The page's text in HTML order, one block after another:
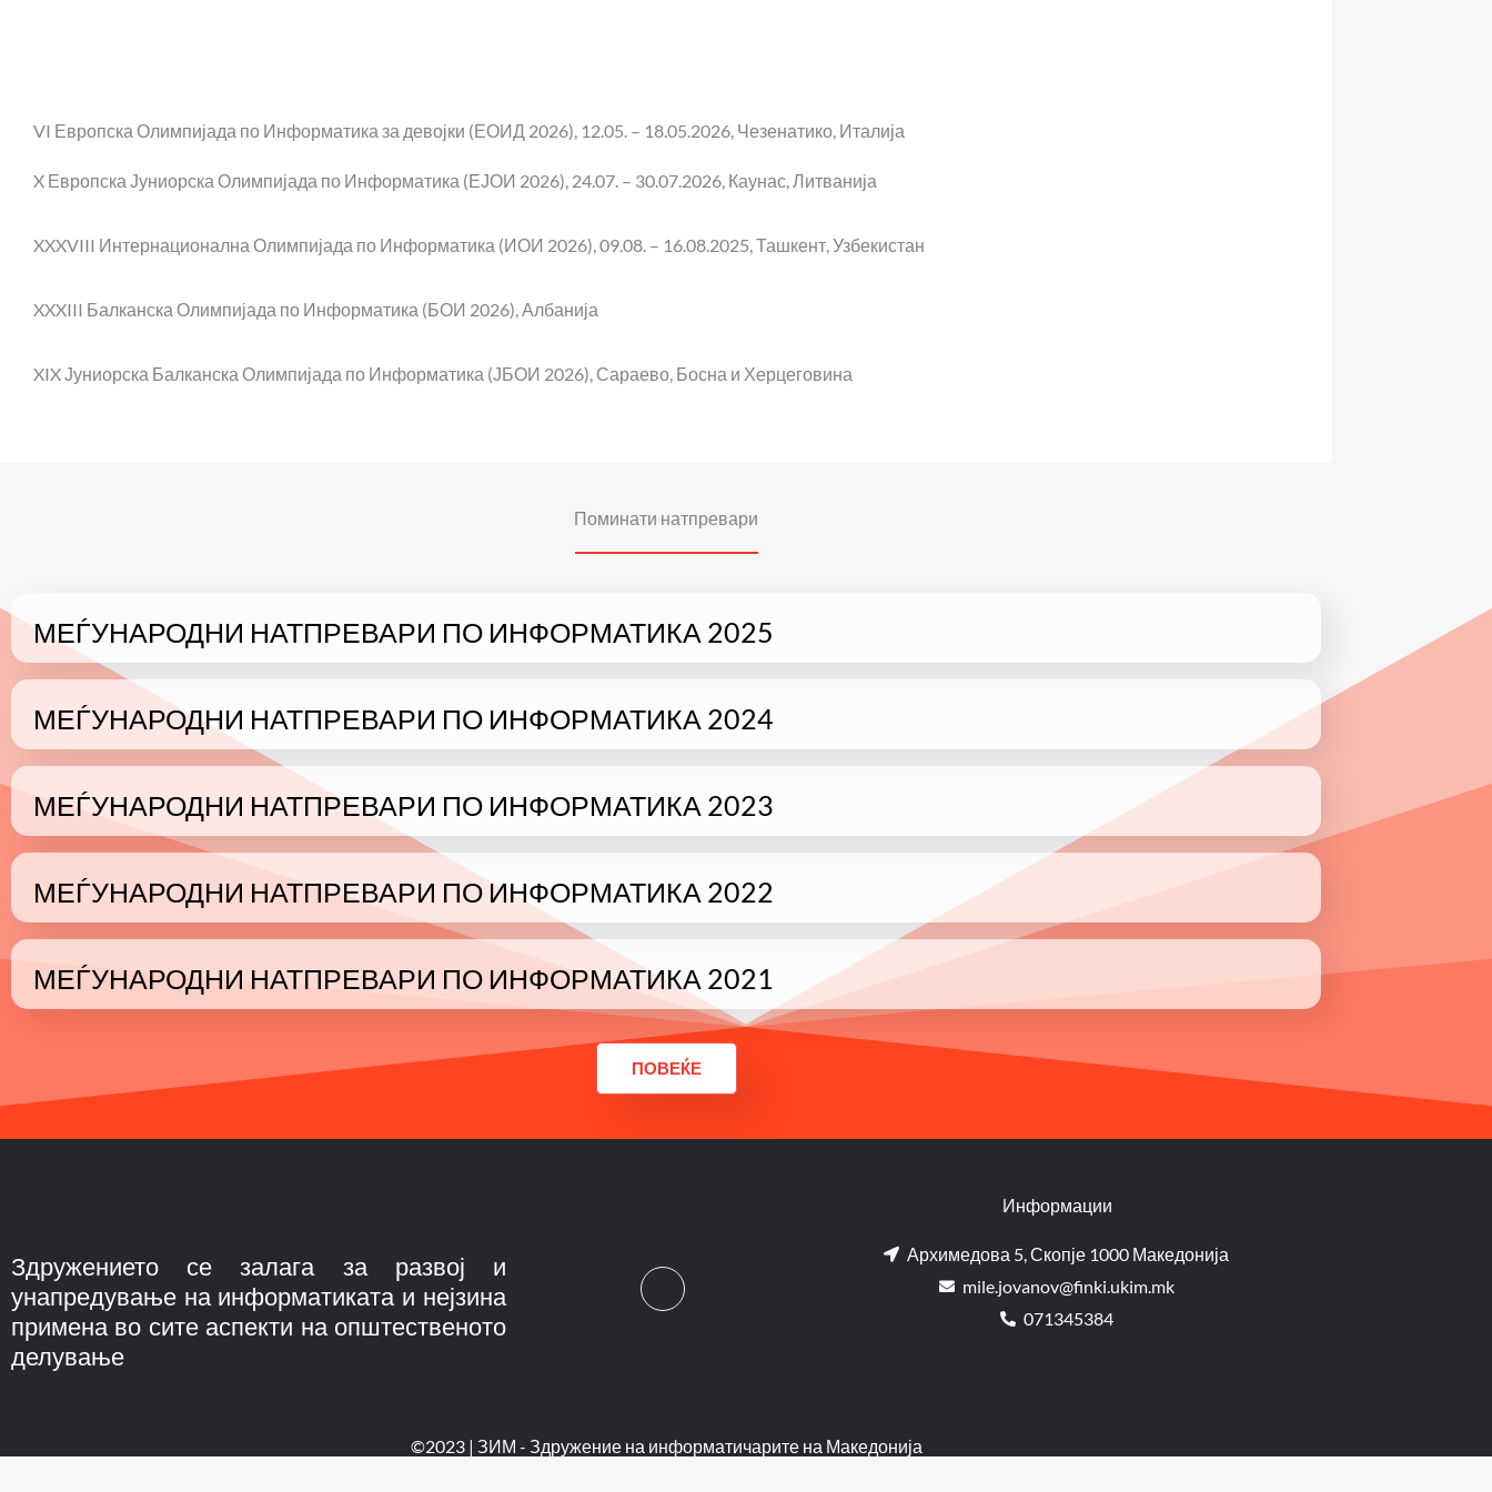
VI Европска Олимпијада по Информатика за девојки (ЕОИД 2026), 12.05. – 18.05.2026, Чезенатико, Италија
X Европска Јуниорска Олимпијада по Информатика (ЕЈОИ 2026), 24.07. – 30.07.2026, Каунас, Литванија
XXXVIII Интернационална Олимпијада по Информатика (ИОИ 2026), 09.08. – 16.08.2025, Ташкент, Узбекистан
XXXIII Балканска Олимпијада по Информатика (БОИ 2026), Албанија
XIX Јуниорска Балканска Олимпијада по Информатика (ЈБОИ 2026), Сараево, Босна и Херцеговина
Поминати натпревари
МЕЃУНАРОДНИ НАТПРЕВАРИ ПО ИНФОРМАТИКА 2025
МЕЃУНАРОДНИ НАТПРЕВАРИ ПО ИНФОРМАТИКА 2024
МЕЃУНАРОДНИ НАТПРЕВАРИ ПО ИНФОРМАТИКА 2023
МЕЃУНАРОДНИ НАТПРЕВАРИ ПО ИНФОРМАТИКА 2022
МЕЃУНАРОДНИ НАТПРЕВАРИ ПО ИНФОРМАТИКА 2021
ПОВЕЌЕ
Здружението се залага за развој и
унапредување на информатиката и нејзина
примена во сите аспекти на општественото
делување
Информации
Архимедова 5, Скопје 1000 Македонија
mile.jovanov@finki.ukim.mk​
071345384
©2023 | ЗИМ - Здружение на информатичарите на Македонија